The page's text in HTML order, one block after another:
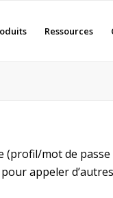
Ressources
(profil/mot de passe
appeler d’autres